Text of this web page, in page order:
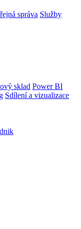
správa Služby
sklad Power BI
Sdílení a vizualizace